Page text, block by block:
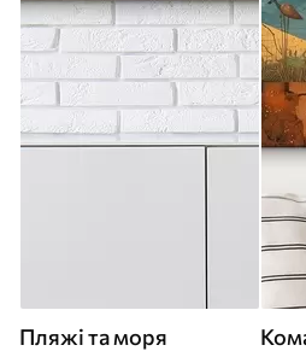
Пляжі та моря